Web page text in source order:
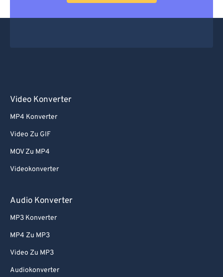
Video Konverter
MP4 Konverter
Video Zu GIF
MOV Zu MP4
Videokonverter
Audio Konverter
MP3 Konverter
MP4 Zu MP3
Video Zu MP3
Audiokonverter